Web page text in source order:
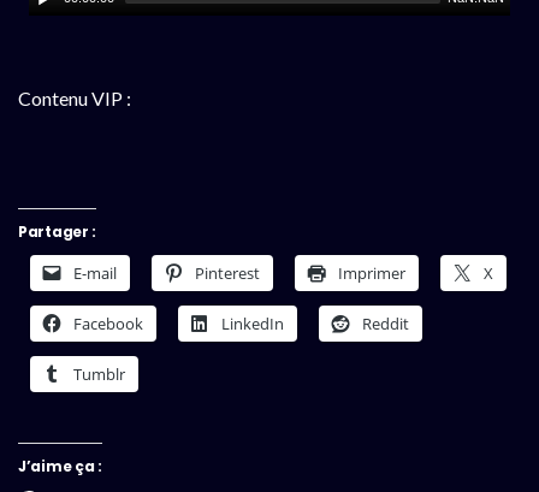
Contenu VIP :
Partager :
E-mail Pinterest Imprimer X
Facebook LinkedIn Reddit
Tumblr
J’aime ça :